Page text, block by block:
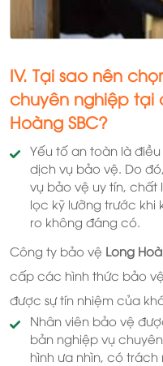
IV. Tại sao nên
chuyên nghiệp tại
Hoàng SBC?
Yếu tố an toàn là
dịch vụ bảo vệ. Do
vụ bảo vệ uy tín,
lọc kỹ lưỡng trước khi
ro không đáng có.
Công ty bảo vệ Long
cấp các hình thức bảo
được sự tín nhiệm của
Nhân viên bảo vệ
bản nghiệp vụ
hình ưa nhìn, có